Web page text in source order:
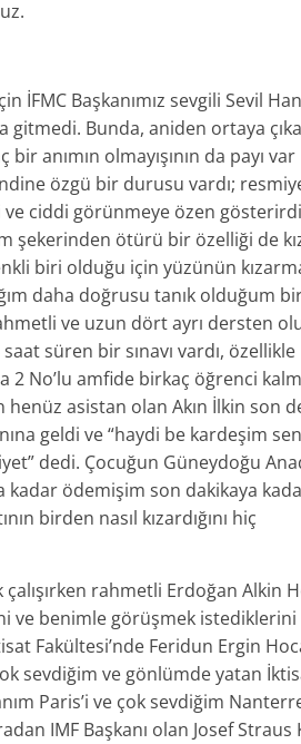
İFMC Başkanımız sevgili Sevil
gitmedi. Bunda, aniden ortaya
anımın olmayışının da payı var
özgü bir durusu vardı;
ve ciddi görünmeye özen
şekerinden ötürü bir özelliği de
biri olduğu için yüzünün
daha doğrusu tanık olduğum
ve uzun dört ayrı dersten
süren bir sınavı vardı, özellikle
2 No’lu amfide birkaç öğrenci
henüz asistan olan Akın İlkin son
geldi ve “haydi be kardeşim
dedi. Çocuğun Güneydoğu
kadar ödemişim son dakikaya
birden nasıl kızardığını hiç
rahmetli Erdoğan Alkin
ve benimle görüşmek istediklerini
Fakültesi’nde Feridun Ergin
sevdiğim ve gönlümde yatan
Paris’i ve çok sevdiğim
IMF Başkanı olan Josef Straus